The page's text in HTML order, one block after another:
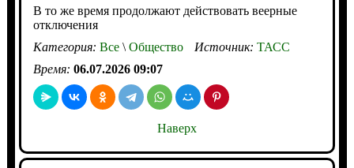
В то же время продолжают действовать веерные
отключения
Категория: Все\Общество Источник: ТАСС
Время: 06.07.2026 09:07
Наверх